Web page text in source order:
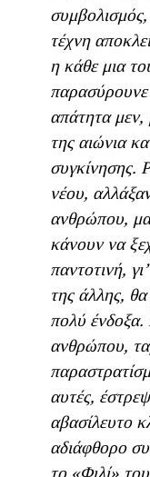
τέχνη
η κάθε μια
απάτητα μεν,
της αιώνια
συγκίνησης.
νέου,
ανθρώπου,
κάνουν να
παντοτινή,
της άλλης,
πολύ
ανθρώπου,
αυτές,
αβασίλευτο
αδιάφθορο
το «Φιλί»